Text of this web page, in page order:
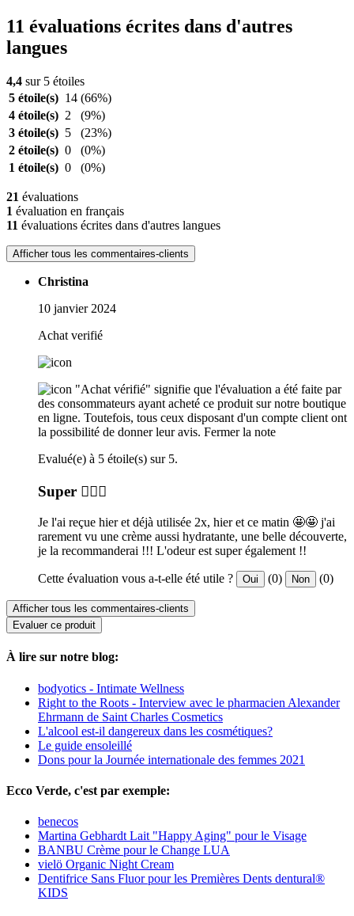
11 évaluations écrites dans d'autres
langues
4,4 sur 5 étoiles
5 étoile(s) 14 (66%)
4 étoile(s) 2
(9%)
3 étoile(s) 5
(23%)
2 étoile(s) 0
(0%)
1 étoile(s) 0 (0%)
21 évaluations
1 évaluation en français
11 évaluations écrites dans d'autres langues
Afficher tous les commentaires-clients
Christina
10 janvier 2024
Achat verifié
"Achat vérifié" signifie que l'évaluation a été faite par
des consommateurs ayant acheté ce produit sur notre boutique
en ligne. Toutefois, tous ceux disposant d'un compte client ont
la possibilité de donner leur avis. Fermer la note
Evalué(e) à 5 étoile(s) sur 5.
Super 👍🏼😁
Je l'ai reçue hier et déjà utilisée 2x, hier et ce matin 🤩🤩 j'ai
rarement vu une crème aussi hydratante, une belle découverte,
je la recommanderai !!! L'odeur est super également !!
Cette évaluation vous a-t-elle été utile ? Oui (0) Non (0)
Afficher tous les commentaires-clients
Evaluer ce produit
À lire sur notre blog:
bodyotics - Intimate Wellness
Right to the Roots - Interview avec le pharmacien Alexander
Ehrmann de Saint Charles Cosmetics
L'alcool est-il dangereux dans les cosmétiques?
Le guide ensoleillé
Dons pour la Journée internationale des femmes 2021
Ecco Verde, c'est par exemple:
benecos
Martina Gebhardt Lait "Happy Aging" pour le Visage
BANBU Crème pour le Change LUA
vielö Organic Night Cream
Dentifrice Sans Fluor pour les Premières Dents dentural®
KIDS